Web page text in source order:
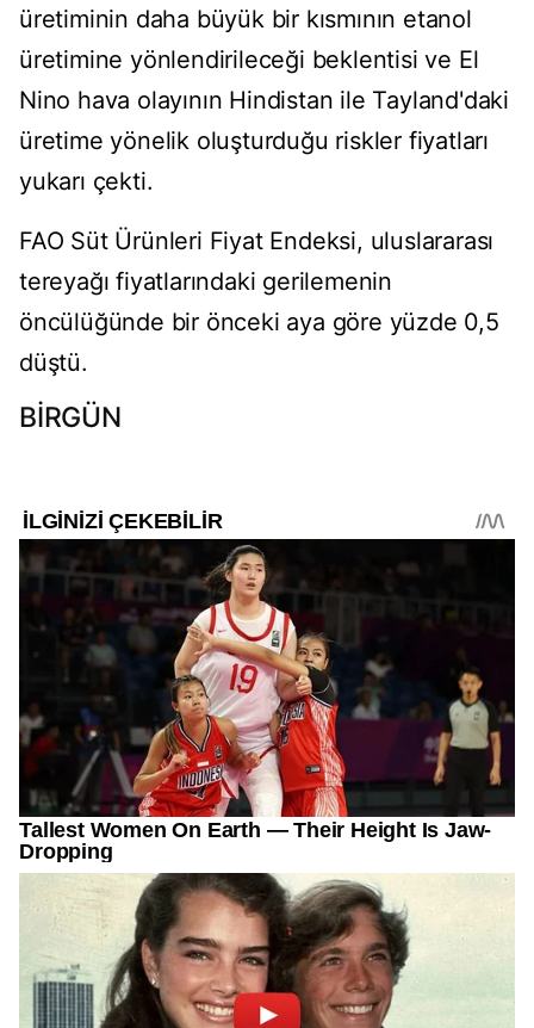
üretiminin daha büyük bir kısmının etanol
üretimine yönlendirileceği beklentisi ve El
Nino hava olayının Hindistan ile Tayland'daki
üretime yönelik oluşturduğu riskler fiyatları
yukarı çekti.
FAO Süt Ürünleri Fiyat Endeksi, uluslararası
tereyağı fiyatlarındaki gerilemenin
öncülüğünde bir önceki aya göre yüzde 0,5
düştü.
BİRGÜN